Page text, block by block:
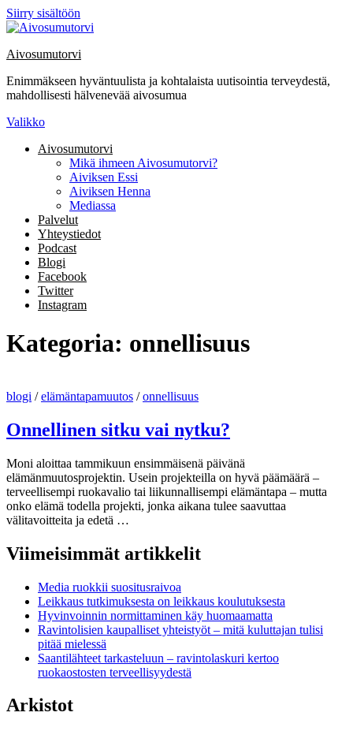
Siirry sisältöön
Aivosumutorvi
Enimmäkseen hyväntuulista ja kohtalaista uutisointia terveydestä,
mahdollisesti hälvenevää aivosumua
Valikko
Aivosumutorvi
Mikä ihmeen Aivosumutorvi?
Aiviksen Essi
Aiviksen Henna
Mediassa
Palvelut
Yhteystiedot
Podcast
Blogi
Facebook
Twitter
Instagram
Kategoria: onnellisuus
blogi /elämäntapamuutos /onnellisuus
Onnellinen sitku vai nytku?
Moni aloittaa tammikuun ensimmäisenä päivänä
elämänmuutosprojektin. Usein projekteilla on hyvä päämäärä –
terveellisempi ruokavalio tai liikunnallisempi elämäntapa – mutta
onko elämä todella projekti, jonka aikana tulee saavuttaa
välitavoitteita ja edetä …
Viimeisimmät artikkelit
Media ruokkii suositusraivoa
Leikkaus tutkimuksesta on leikkaus koulutuksesta
Hyvinvoinnin normittaminen käy huomaamatta
Ravintolisien kaupalliset yhteistyöt – mitä kuluttajan tulisi
pitää mielessä
Saantilähteet tarkasteluun – ravintolaskuri kertoo
ruokaostosten terveellisyydestä
Arkistot